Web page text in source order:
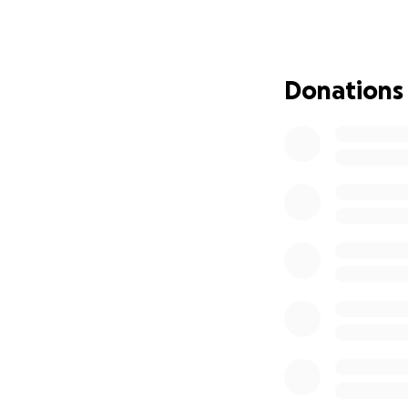
versorgt und
wenig
ist die
Donations